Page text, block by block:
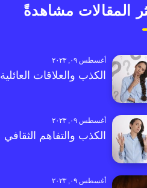
المقالات مشاهدةً
أغسطس ٠٩, ٢٠٢٣
الكذب والعلاقات العائلية
أغسطس ٠٩, ٢٠٢٣
الكذب والتفاهم الثقافي
أغسطس ٠٩, ٢٠٢٣